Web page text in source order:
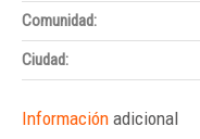
Comunidad:
Ciudad:
Información adicional